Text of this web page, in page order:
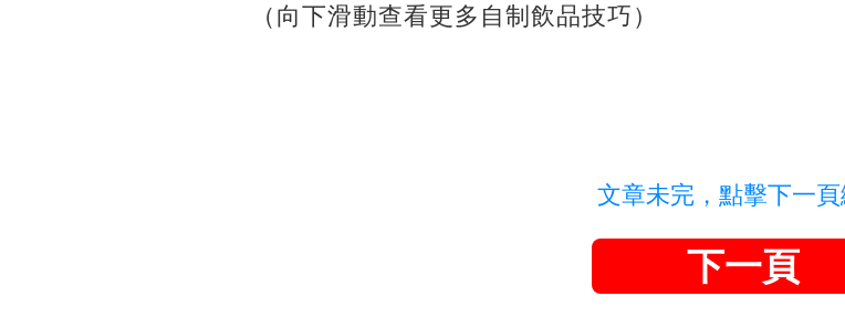
（向下滑動查看更多自制飲品技巧）
文章未完，點擊下一
下一頁